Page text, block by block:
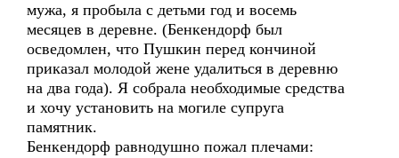
мужа, я пробыла с детьми год и восемь
месяцев в деревне. (Бенкендорф был
осведомлен, что Пушкин перед кончиной
приказал молодой жене удалиться в деревню
на два года). Я собрала необходимые средства
и хочу установить на могиле супруга
памятник.
Бенкендорф равнодушно пожал плечами: